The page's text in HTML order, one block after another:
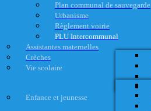
Plan communal de sauvegarde
Urbanisme
Règlement voirie
PLU Intercommunal
Assistantes maternelles
Crèches
Vie scolaire
Enfance et jeunesse